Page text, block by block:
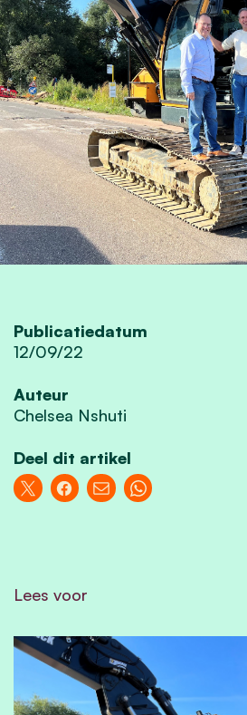
Publicatiedatum
12/09/22
Auteur
Chelsea Nshuti
Deel dit artikel
Lees voor